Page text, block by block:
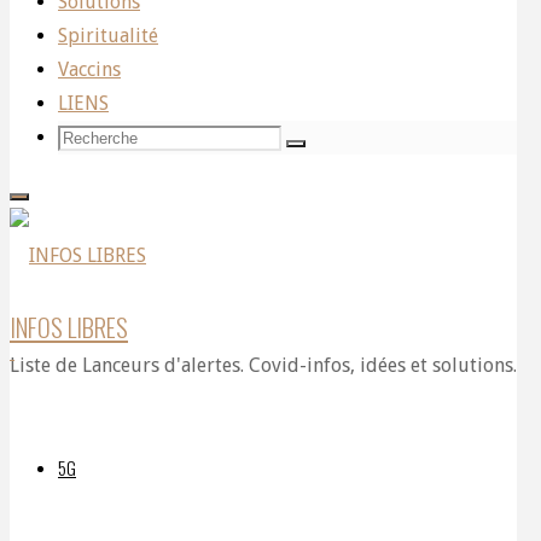
Spiritualité
Vaccins
LIENS
Recherche
Recherche
Recherche
INFOS LIBRES
Liste de Lanceurs d'alertes. Covid-infos, idées et solutions.
5G
sera
pire
que
tout